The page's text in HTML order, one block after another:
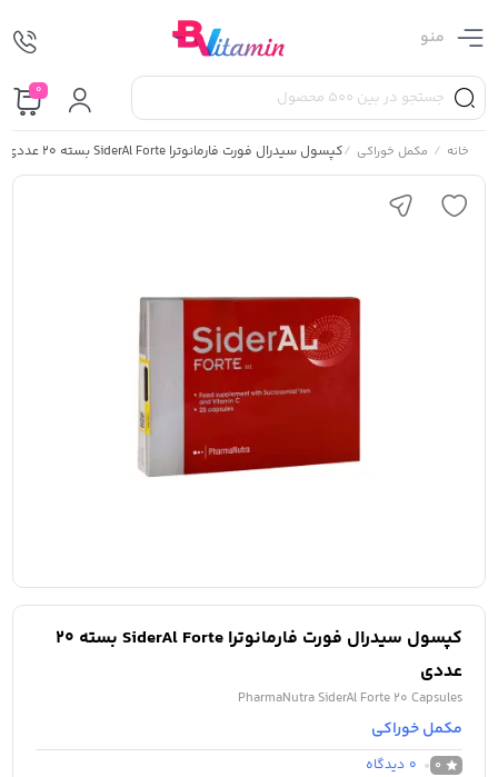
منو
0
خانه / مکمل خوراکی /کپسول سیدرال فورت فارمانوترا SiderAl Forte بسته 20 عددی
کپسول سیدرال فورت فارمانوترا SiderAl Forte بسته 20
عددی
PharmaNutra SiderAl Forte 20 Capsules
مکمل خوراکی
0
0 دیدگاه